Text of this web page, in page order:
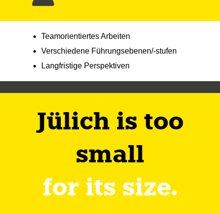
Teamorientiertes Arbeiten
Verschiedene Führungsebenen/-stufen
Langfristige Perspektiven
Jülich is too
small
for its size.